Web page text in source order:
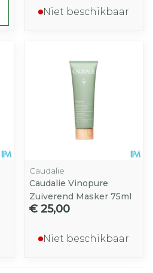
Niet beschikbaar
Caudalie
Caudalie Vinopure
Zuiverend Masker 75ml
€ 25,00
Niet beschikbaar